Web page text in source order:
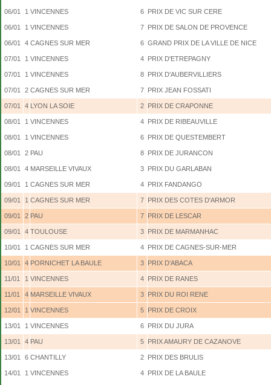
06/01 1 VINCENNES 6 PRIX DE VIC SUR CERE
06/01 1 VINCENNES 7 PRIX DE SALON DE PROVENCE
06/01 4 CAGNES SUR MER 6 GRAND PRIX DE LA VILLE DE NICE
07/01 1 VINCENNES 4 PRIX D'ETREPAGNY
07/01 1 VINCENNES 8 PRIX D'AUBERVILLIERS
07/01 2 CAGNES SUR MER 7 PRIX JEAN FOSSATI
07/01 4 LYON LA SOIE 2 PRIX DE CRAPONNE
08/01 1 VINCENNES 4 PRIX DE RIBEAUVILLE
08/01 1 VINCENNES 6 PRIX DE QUESTEMBERT
08/01 2 PAU 8 PRIX DE JURANCON
08/01 4 MARSEILLE VIVAUX 3 PRIX DU GARLABAN
09/01 1 CAGNES SUR MER 4 PRIX FANDANGO
09/01 1 CAGNES SUR MER 7 PRIX DES COTES D'ARMOR
09/01 2 PAU 7 PRIX DE LESCAR
09/01 4 TOULOUSE 3 PRIX DE MARMANHAC
10/01 1 CAGNES SUR MER 4 PRIX DE CAGNES-SUR-MER
10/01 4 PORNICHET LA BAULE 3 PRIX D'ABACA
11/01 1 VINCENNES 4 PRIX DE RANES
11/01 4 MARSEILLE VIVAUX 3 PRIX DU ROI RENE
12/01 1 VINCENNES 5 PRIX DE CROIX
13/01 1 VINCENNES 6 PRIX DU JURA
13/01 4 PAU 5 PRIX AMAURY DE CAZANOVE
13/01 6 CHANTILLY 2 PRIX DES BRULIS
14/01 1 VINCENNES 4 PRIX DE LA BAULE